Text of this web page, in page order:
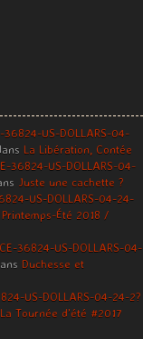
US-DOLLARS-04-
La Libération, Contée
36824-US-DOLLARS-04-
Juste une cachette ?
US-DOLLARS-04-24-
Printemps-Été 2018 /
36824-US-DOLLARS-04-
Duchesse et
US-DOLLARS-04-24-2?
La Tournée d’été #2017